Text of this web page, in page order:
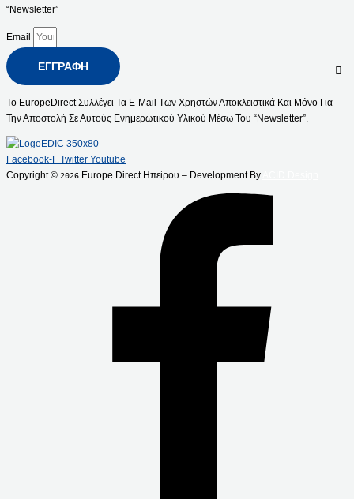
“Newsletter”
Email
ΕΓΓΡΑΦΉ
Το EuropeDirect Συλλέγει Τα E-Mail Των Χρηστών Αποκλειστικά Και Μόνο Για
Την Αποστολή Σε Αυτούς Ενημερωτικού Υλικού Μέσω Του “Newsletter”.
Facebook-F Twitter Youtube
Copyright © 2026 Europe Direct Ηπείρου – Development By